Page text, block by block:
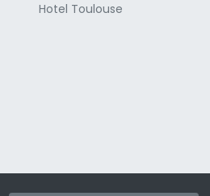
Hotel Toulouse